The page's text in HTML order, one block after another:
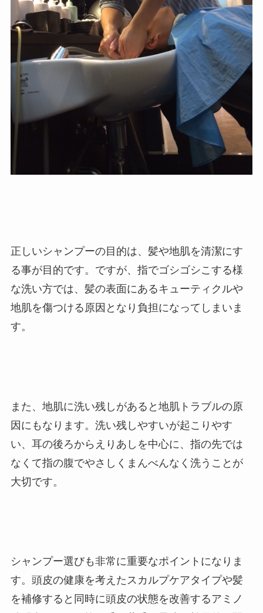
正しいシャンプーの目的は、髪や地肌を清潔にす
る事が目的です。ですが、指でゴシゴシこする様
な洗い方では、髪の表面にあるキューティクルや
地肌を傷つける原因となり負担になってしまいま
す。
また、地肌に洗い残しがあると地肌トラブルの原
因にもなります。洗い残しやすいが起こりやす
い、耳の後ろからえりあしを中心に、指の先では
なくて指の腹でやさしくまんべんなく洗うことが
大切です。
シャンプー選びも非常に重要なポイントになりま
す。頭皮の健康を考えたスカルプケアタイプや髪
を補修すると同時に頭皮の状態を改善するアミノ